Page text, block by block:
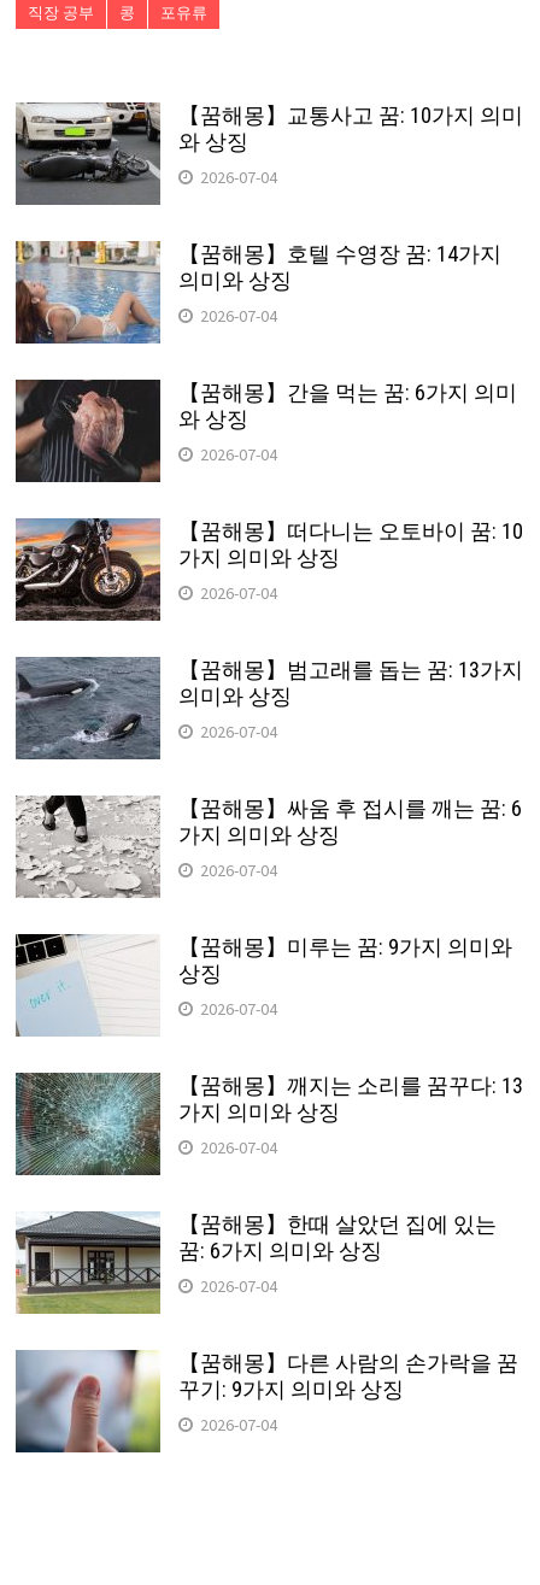
직장 공부
콩 포유류
【꿈해몽】교통사고 꿈: 10가지 의미
와 상징
2026-07-04
【꿈해몽】호텔 수영장 꿈: 14가지
의미와 상징
2026-07-04
【꿈해몽】간을 먹는 꿈: 6가지 의미
와 상징
2026-07-04
【꿈해몽】떠다니는 오토바이 꿈: 10
가지 의미와 상징
2026-07-04
【꿈해몽】범고래를 돕는 꿈: 13가지
의미와 상징
2026-07-04
【꿈해몽】싸움 후 접시를 깨는 꿈: 6
가지 의미와 상징
2026-07-04
【꿈해몽】미루는 꿈: 9가지 의미와
상징
2026-07-04
【꿈해몽】깨지는 소리를 꿈꾸다: 13
가지 의미와 상징
2026-07-04
【꿈해몽】한때 살았던 집에 있는
꿈: 6가지 의미와 상징
2026-07-04
【꿈해몽】다른 사람의 손가락을 꿈
꾸기: 9가지 의미와 상징
2026-07-04